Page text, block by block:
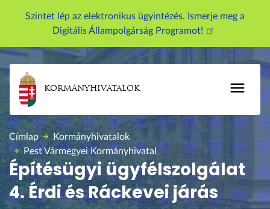
á
a
a
r
t
a
l
o
m
Szintet lép az elektronikus ügyintézés. Ismerje meg a
Digitális Állampolgárság Programot!
KORMÁNYHIVATALOK
Címlap
Kormányhivatalok
Pest Vármegyei Kormányhivatal
Építésügyi ügyfélszolgálat
4. Érdi és Ráckevei járás